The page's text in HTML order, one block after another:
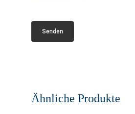
Ähnliche Produkte